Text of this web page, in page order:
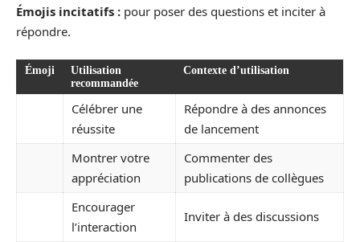
Émojis incitatifs : pour poser des questions et inciter à
répondre.
Émoji
Utilisation
recommandée
Contexte d’utilisation
Célébrer une
réussite
Répondre à des annonces
de lancement
Montrer votre
appréciation
Commenter des
publications de collègues
Encourager
l’interaction
Inviter à des discussions